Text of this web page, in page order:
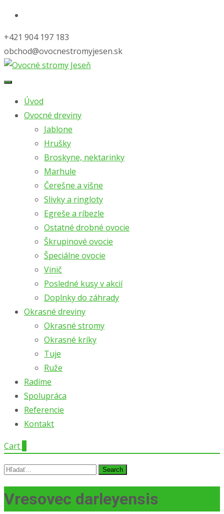
+421 904 197 183
obchod@ovocnestromyjesen.sk
Skip
contentÚvod
Ovocné dreviny
Jablone
Hrušky
Broskyne, nektarinky
Marhule
Čerešne a višne
Slivky a ringloty
Egreše a ríbezle
Ostatné drobné ovocie
Škrupinové ovocie
Špeciálne ovocie
Vinič
Posledné kusy v akcií
Doplnky do záhrady
Okrasné dreviny
Okrasné stromy
Okrasné kríky
Tuje
Ruže
Radíme
Spolupráca
Referencie
Kontakt
Cart
Search
Vresovec darleyensis